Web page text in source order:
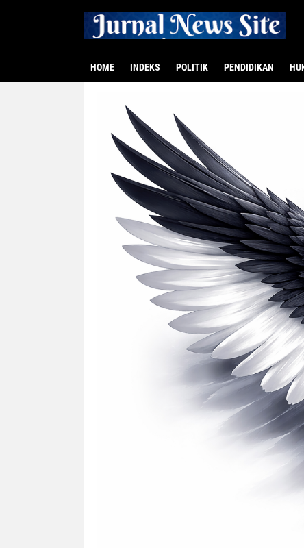
HOME INDEKS POLITIK PENDIDIKAN